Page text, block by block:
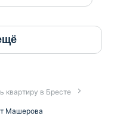
квартиру в Бресте
т Машерова